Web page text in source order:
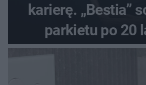
karierę. „Bestia”
parkietu po 20